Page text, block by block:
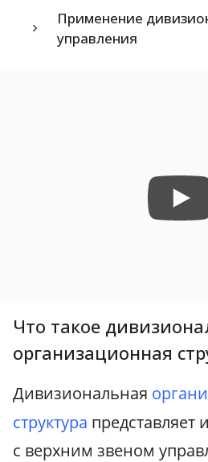
Применение
управления
Что такое
организационная
Дивизиональная
структура представляет
с верхним звеном